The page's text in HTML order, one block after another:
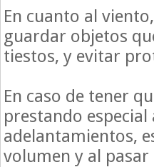
En cuanto al
guardar objetos
tiestos, y evitar
En caso de tener
prestando
adelantamientos,
volumen y al